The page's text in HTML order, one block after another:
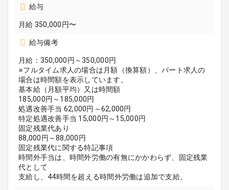
給与
月給 350,000円〜
給与備考
月給：350,000円～350,000円
※フルタイム求人の場合は月額（換算額）、パート求人の
場合は時間額を表示しています。
基本給（月額平均）又は時間額
185,000円～185,000円
処遇改善手当 62,000円～62,000円
特定処遇改善手当 15,000円～15,000円
固定残業代あり
88,000円～88,000円
固定残業代に関する特記事項
時間外手当は、時間外労働の有無にかかわらず、固定残業
代として
支給し、44時間を超える時間外労働は追加で支給。